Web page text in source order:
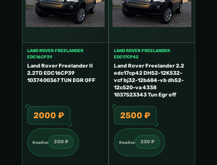
LAND ROVER FREELANDER
EDC16CP39
Land Rover Freelander II
2.2TD EDC16CP39
1037400367 TUN EGR OFF
2000 ₽
Кешбэк 200 ₽
LAND ROVER FREELANDER
EDC17CP42
Land Rover Freelander 2.2
edc17cp42 DH52-12K532-
vcf bj32-12b684-vb dh52-
12c520-va 4338
1037523343 Tun Egr off
2500 ₽
Кешбэк 250 ₽